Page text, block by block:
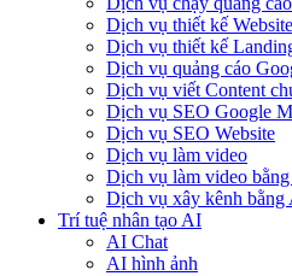
Dịch vụ thiết kế Website
Dịch vụ thiết kế
Dịch vụ quảng cáo
Dịch vụ viết Content
Dịch vụ SEO Google
Dịch vụ SEO Website
Dịch vụ làm video
Dịch vụ làm video
Dịch vụ xây kênh bằng
Trí tuệ nhân tạo AI
AI Chat
AI hình ảnh